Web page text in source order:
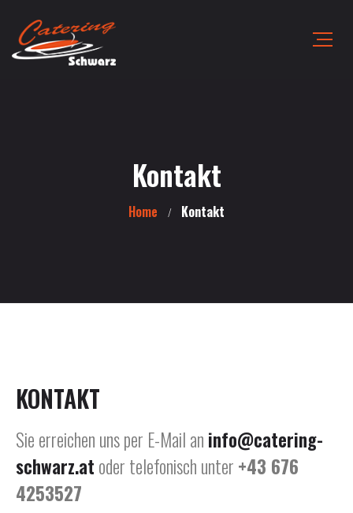
Kontakt
Home Kontakt
KONTAKT
Sie erreichen uns per E-Mail an info@catering-
schwarz.at oder telefonisch unter +43 676
4253527